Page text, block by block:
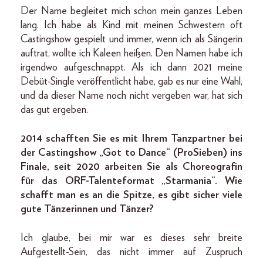
Der Name begleitet mich schon mein ganzes Leben
lang. Ich habe als Kind mit meinen Schwestern oft
Castingshow gespielt und immer, wenn ich als Sängerin
auftrat, wollte ich Kaleen heißen. Den Namen habe ich
irgendwo aufgeschnappt. Als ich dann 2021 meine
Debüt-Single veröffentlicht habe, gab es nur eine Wahl,
und da dieser Name noch nicht vergeben war, hat sich
das gut ergeben.
2014 schafften Sie es mit Ihrem Tanzpartner bei
der Castingshow „Got to Dance“ (ProSieben) ins
Finale, seit 2020 arbeiten Sie als Choreografin
für das ORF-Talenteformat „Starmania“. Wie
schafft man es an die Spitze, es gibt sicher viele
gute Tänzerinnen und Tänzer?
Ich glaube, bei mir war es dieses sehr breite
Aufgestellt-Sein, das nicht immer auf Zuspruch